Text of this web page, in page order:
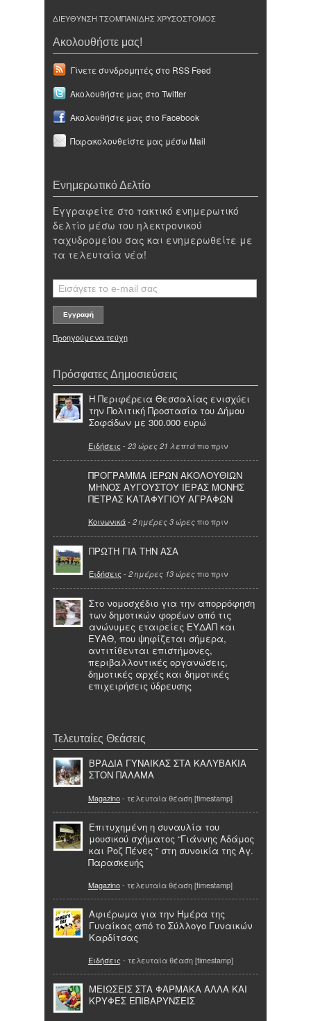
ΔΙΕΥΘΥΝΣΗ ΤΣΟΜΠΑΝΙΔΗΣ ΧΡΥΣΟΣΤΟΜΟΣ
Ακολουθήστε μας!
Γίνετε συνδρομητές στο RSS Feed
Ακολουθήστε μας στο Twitter
Ακολουθήστε μας στο Facebook
Παρακολουθείστε μας μέσω Mail
Ενημερωτικό Δελτίο
Εγγραφείτε στο τακτικό ενημερωτικό
δελτίο μέσω του ηλεκτρονικού
ταχυδρομείου σας και ενημερωθείτε με
τα τελευταία νέα!
Προηγούμενα τεύχη
Πρόσφατες Δημοσιεύσεις
Η Περιφέρεια Θεσσαλίας ενισχύει
την Πολιτική Προστασία του Δήμου
Σοφάδων με 300.000 ευρώ
Ειδήσεις - 23 ώρες 21 λεπτά πιο πριν
ΠΡΟΓΡΑΜΜΑ ΙΕΡΩΝ ΑΚΟΛΟΥΘΙΩΝ
ΜΗΝΟΣ ΑΥΓΟΥΣΤΟΥ ΙΕΡΑΣ ΜΟΝΗΣ
ΠΕΤΡΑΣ ΚΑΤΑΦΥΓΙΟΥ ΑΓΡΑΦΩΝ
Κοινωνικά- 2 ημέρες 3 ώρες πιο πριν
ΠΡΩΤΗ ΓΙΑ ΤΗΝ ΑΣΑ
Ειδήσεις - 2 ημέρες 13 ώρες πιο πριν
Στο νομοσχέδιο για την απορρόφηση
των δημοτικών φορέων από τις
ανώνυμες εταιρείες ΕΥΔΑΠ και
ΕΥΑΘ, που ψηφίζεται σήμερα,
αντιτίθενται επιστήμονες,
περιβαλλοντικές οργανώσεις,
δημοτικές αρχές και δημοτικές
επιχειρήσεις ύδρευσης
Τελευταίες Θεάσεις
ΒΡΑΔΙΑ ΓΥΝΑΙΚΑΣ ΣΤΑ ΚΑΛΥΒΑΚΙΑ
ΣΤΟΝ ΠΑΛΑΜΑ
Magazino- τελευταία θέαση [timestamp]
Επιτυχημένη η συναυλία του
μουσικού σχήματος “Γιάννης Αδάμος
και Ροζ Πένες ” στη συνοικία της Αγ.
Παρασκευής
Magazino- τελευταία θέαση [timestamp]
Aφιέρωμα για την Ημέρα της
Γυναίκας από το Σύλλογο Γυναικών
Καρδίτσας
Ειδήσεις - τελευταία θέαση [timestamp]
ΜΕΙΩΣΕΙΣ ΣΤΑ ΦΑΡΜΑΚΑ ΑΛΛΑ ΚΑΙ
ΚΡΥΦΕΣ ΕΠΙΒΑΡΥΝΣΕΙΣ